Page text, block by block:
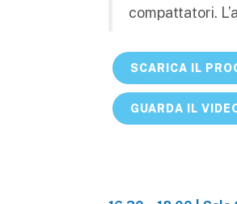
compattatori.
SCARICA IL
GUARDA IL